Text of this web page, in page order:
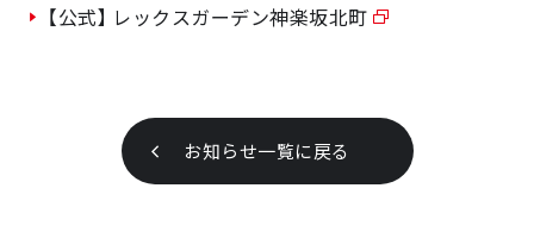
【公式】レックスガーデン神楽坂北町
お知らせ一覧に戻る